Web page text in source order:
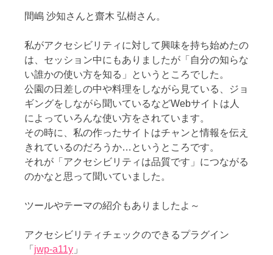
間嶋 沙知さんと齋木 弘樹さん。
私がアクセシビリティに対して興味を持ち始めたの
は、セッション中にもありましたが「自分の知らな
い誰かの使い方を知る」というところでした。
公園の日差しの中や料理をしながら見ている、ジョ
ギングをしながら聞いているなどWebサイトは人
によっていろんな使い方をされています。
その時に、私の作ったサイトはチャンと情報を伝え
きれているのだろうか…というところです。
それが「アクセシビリティは品質です」につながる
のかなと思って聞いていました。
ツールやテーマの紹介もありましたよ～
アクセシビリティチェックのできるプラグイン
「 jwp-a11y 」